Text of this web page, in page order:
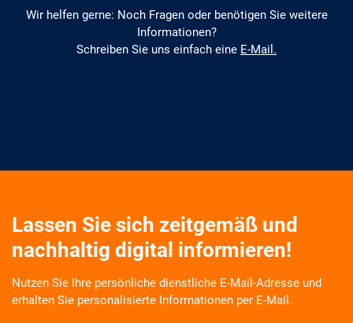
Wir helfen gerne: Noch Fragen oder benötigen Sie weitere
Informationen?
Schreiben Sie uns einfach eine E-Mail.
Lassen Sie sich zeitgemäß und
nachhaltig digital informieren!
Nutzen Sie Ihre persönliche dienstliche E-Mail-Adresse und
erhalten Sie personalisierte Informationen per E-Mail.